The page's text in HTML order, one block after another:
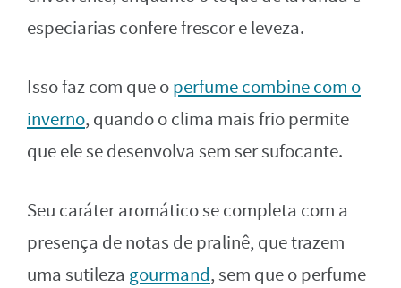
especiarias confere frescor e leveza.
Isso faz com que operfume combine com o
inverno, quando o clima mais frio permite
que ele se desenvolva sem ser sufocante.
Seu caráter aromático se completa com a
presença de notas de pralinê, que trazem
uma sutileza gourmand, sem que o perfume